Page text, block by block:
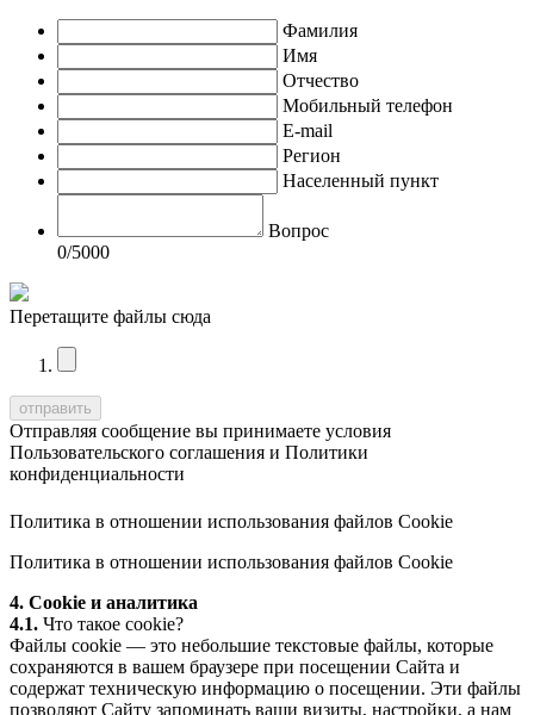
Фамилия
Имя
Отчество
Мобильный телефон
E-mail
Регион
Населенный пункт
Вопрос
0/5000
Перетащите файлы сюда
Отправляя сообщение вы принимаете условия
Пользовательского соглашения и Политики
конфиденциальности
Политика в отношении использования файлов Cookie
Политика в отношении использования файлов Cookie
4. Cookie и аналитика
4.1. Что такое cookie?
Файлы cookie — это небольшие текстовые файлы, которые
сохраняются в вашем браузере при посещении Сайта и
содержат техническую информацию о посещении. Эти файлы
позволяют Сайту запоминать ваши визиты, настройки, а нам